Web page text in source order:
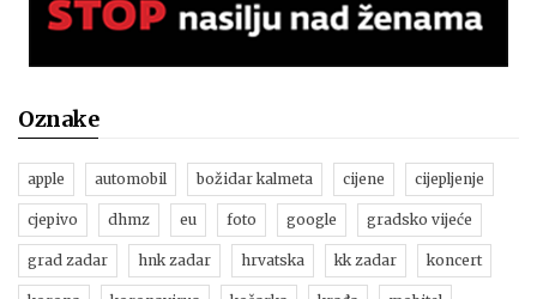
Oznake
apple automobil božidar kalmeta cijene cijepljenje
cjepivo dhmz eu foto google gradsko vijeće
grad zadar hnk zadar hrvatska kk zadar koncert